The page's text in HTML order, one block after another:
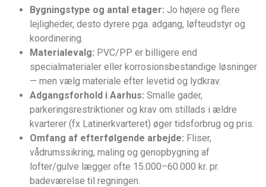
Bygningstype og antal etager: Jo højere og flere
lejligheder, desto dyrere pga. adgang, løfteudstyr og
koordinering.
Materialevalg: PVC/PP er billigere end
specialmaterialer eller korrosionsbestandige løsninger
— men vælg materiale efter levetid og lydkrav.
Adgangsforhold i Aarhus: Smalle gader,
parkeringsrestriktioner og krav om stillads i ældre
kvarterer (fx Latinerkvarteret) øger tidsforbrug og pris.
Omfang af efterfølgende arbejde: Fliser,
vådrumssikring, maling og genopbygning af
lofter/gulve lægger ofte 15.000–60.000 kr. pr.
badeværelse til regningen.